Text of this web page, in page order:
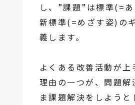
し、”課題”は標準(=
新標準(=めざす姿)の
義します。
よくある改善活動が上
理由の一つが、問題解
ま課題解決をしようと